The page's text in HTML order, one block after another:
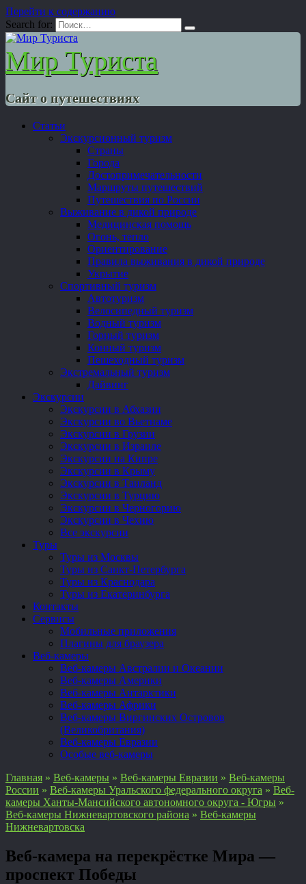
Перейти к содержанию
Search for:
Мир Туриста
Сайт о путешествиях
Статьи
Экскурсионный туризм
Страны
Города
Достопримечательности
Маршруты путешествий
Путешествия по России
Выживание в дикой природе
Медицинская помощь
Огонь, тепло
Ориентирование
Правила выживания в дикой природе
Укрытие
Спортивный туризм
Автотуризм
Велосипедный туризм
Водный туризм
Горный туризм
Конный туризм
Пешеходный туризм
Экстремальный туризм
Дайвинг
Экскурсии
Экскурсии в Абхазии
Экскурсии во Вьетнаме
Экскурсии в Грузии
Экскурсии в Израиле
Экскурсии на Кипре
Экскурсии в Крыму
Экскурсии в Таиланд
Экскурсии в Турцию
Экскурсии в Черногорию
Экскурсии в Чехию
Все экскурсии
Туры
Туры из Москвы
Туры из Санкт-Петербурга
Туры из Краснодара
Туры из Екатеринбурга
Контакты
Сервисы
Мобильные приложения
Плагины для браузера
Веб-камеры
Веб-камеры Австралии и Океании
Веб-камеры Америки
Веб-камеры Антарктики
Веб-камеры Африки
Веб-камеры Виргинских Островов
(Великобритания)
Веб-камеры Евразии
Особые веб-камеры
Главная » Веб-камеры » Веб-камеры Евразии » Веб-камеры
России » Веб-камеры Уральского федерального округа » Веб-
камеры Ханты-Мансийского автономного округа - Югры »
Веб-камеры Нижневартовского района » Веб-камеры
Нижневартовска
Веб-камера на перекрёстке Мира —
проспект Победы